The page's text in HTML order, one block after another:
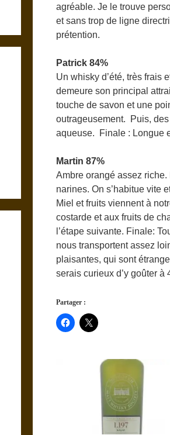
agréable. Je le trouve
et sans trop de ligne
prétention.
Patrick 84%
Un whisky d’été, très
demeure son principal
touche de savon et une
outrageusement. Puis,
aqueuse. Finale : Longue
Martin 87%
Ambre orangé assez
narines. On s’habitue vite
Miel et fruits viennent à
costarde et aux fruits de
l’étape suivante. Finale:
nous transportent assez
plaisantes, qui sont
serais curieux d’y goûter à
Partager :